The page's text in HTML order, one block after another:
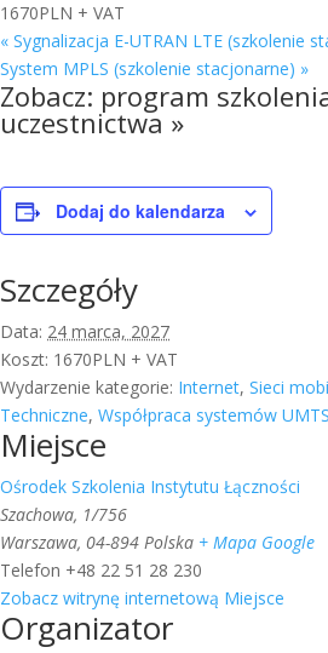
1670PLN + VAT
« Sygnalizacja E-UTRAN LTE (szkolenie
System MPLS (szkolenie stacjonarne) »
Zobacz: program
uczestnictwa »
Dodaj do kalendarza
Szczegóły
Data: 24 marca, 2027
Koszt: 1670PLN + VAT
Wydarzenie kategorie: Internet, Sieci
Techniczne, Współpraca systemów
Miejsce
Ośrodek Szkolenia Instytutu Łączności
Szachowa, 1/756
Warszawa, 04-894 Polska + Mapa Google
Telefon +48 22 51 28 230
Zobacz witrynę internetową Miejsce
Organizator